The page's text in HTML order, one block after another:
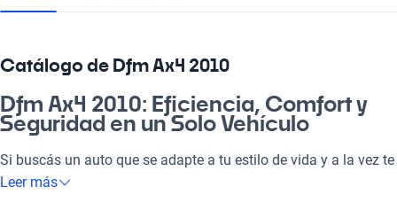
Catálogo de Dfm Ax4 2010
Dfm Ax4 2010: Eficiencia, Comfort y
Seguridad en un Solo Vehículo
Si buscás un auto que se adapte a tu estilo de vida y a la vez te
entregue comodidad y seguridad, el Dfm Ax4 2010 es la opción
Leer más